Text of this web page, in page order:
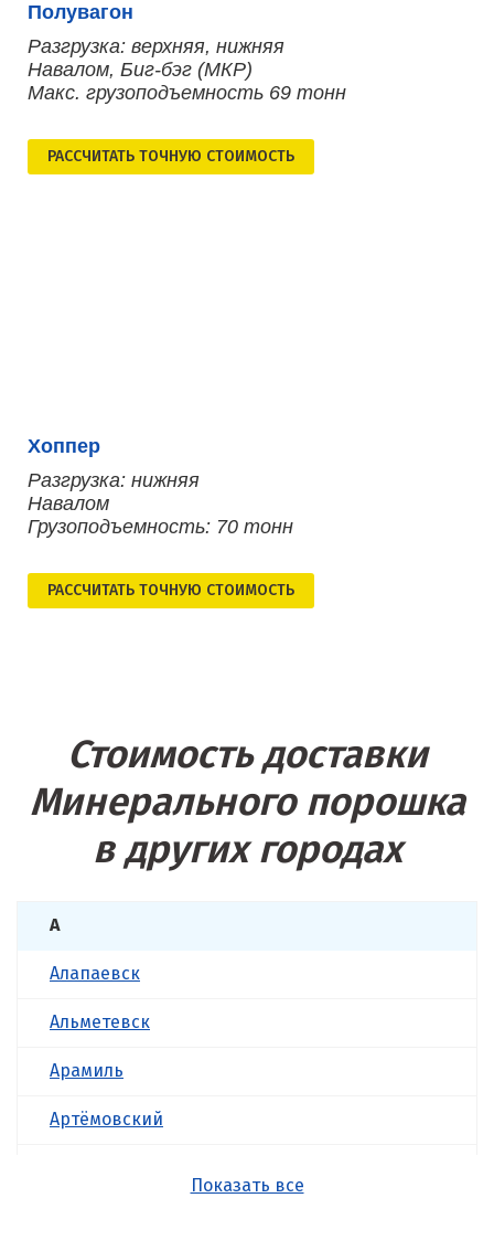
Полувагон
Разгрузка: верхняя, нижняя
Навалом, Биг-бэг (МКР)
Макс. грузоподъемность 69 тонн
РАСCЧИТАТЬ ТОЧНУЮ СТОИМОСТЬ
Хоппер
Разгрузка: нижняя
Навалом
Грузоподъемность: 70 тонн
РАСCЧИТАТЬ ТОЧНУЮ СТОИМОСТЬ
Стоимость доставки
Минерального порошка
в других городах
А
Алапаевск
Альметевск
Арамиль
Артёмовский
Показать все